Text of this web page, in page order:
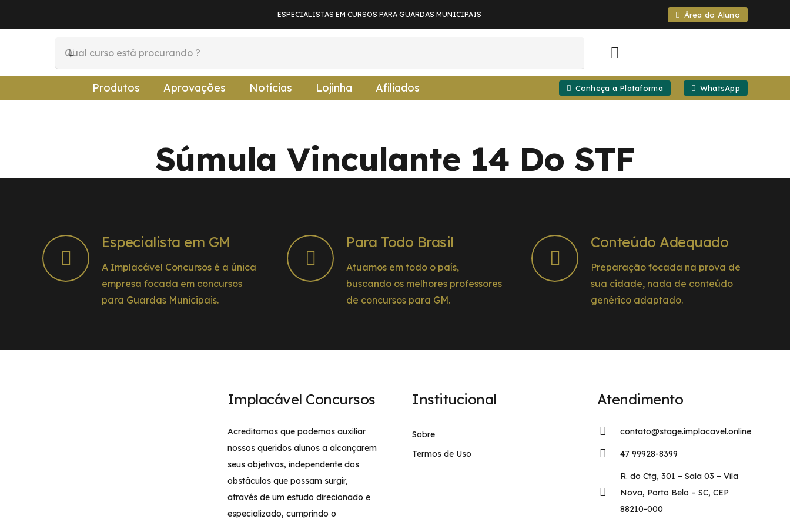
ESPECIALISTAS EM CURSOS PARA GUARDAS MUNICIPAIS Área do Aluno
Produtos Aprovações Notícias Lojinha Afiliados Conheça a Plataforma WhatsApp
Súmula Vinculante 14 Do STF
Especialista em GM
A Implacável Concursos é a única
empresa focada em concursos
para Guardas Municipais.
Para Todo Brasil
Atuamos em todo o país,
buscando os melhores professores
de concursos para GM.
Conteúdo Adequado
Preparação focada na prova de
sua cidade, nada de conteúdo
genérico adaptado.
Implacável Concursos
Acreditamos que podemos auxiliar
nossos queridos alunos a alcançarem
seus objetivos, independente dos
obstáculos que possam surgir,
através de um estudo direcionado e
especializado, cumprindo o
Institucional
Sobre
Termos de Uso
Atendimento
contato@stage.implacavel.online
47 99928-8399
R. do Ctg, 301 – Sala 03 – Vila
Nova, Porto Belo – SC, CEP
88210-000